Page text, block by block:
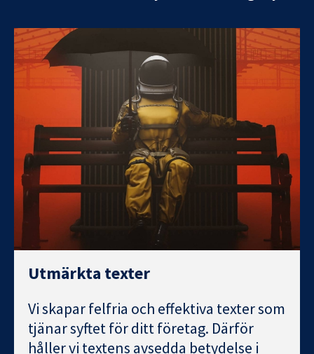
Utmärkta texter
Vi skapar felfria och effektiva texter som
tjänar syftet för ditt företag. Därför
håller vi textens avsedda betydelse i